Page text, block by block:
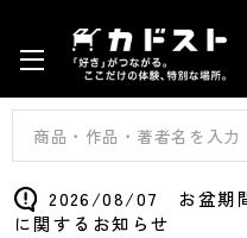
2026/08/07 お盆期
に関するお知らせ